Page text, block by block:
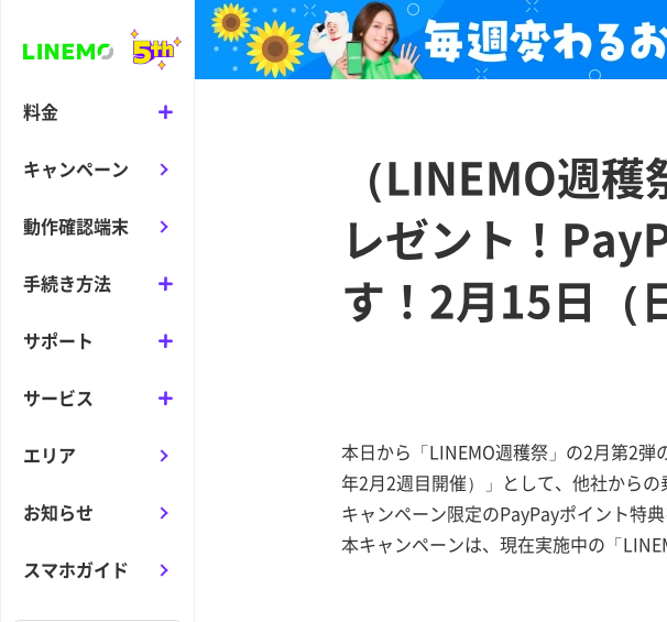
料金
キャンペーン
動作確認端末
手続き方法
サポート
サービス
エリア
お知らせ
スマホガイド
（LINEMO週
レゼント！
す！2月15日（
本日から「LINEMO週穫祭」の2月第2
年2月2週目開催）」として、他社から
キャンペーン限定のPayPayポイント特典
本キャンペーンは、現在実施中の「